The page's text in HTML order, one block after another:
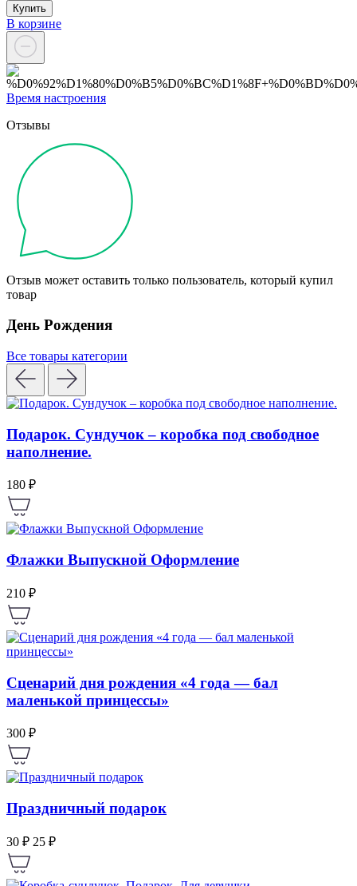
Купить
В корзине
Время настроения
Отзывы
Отзыв может оставить только пользователь, который купил
товар
День Рождения
Все товары категории
Подарок. Сундучок – коробка под свободное
наполнение.
180 ₽
Флажки Выпускной Оформление
210 ₽
Сценарий дня рождения «4 года — бал
маленькой принцессы»
300 ₽
Праздничный подарок
30 ₽ 25 ₽